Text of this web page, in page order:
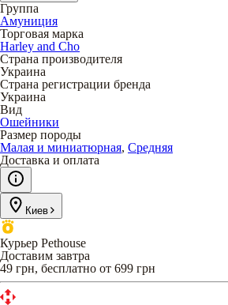
Группа
Амуниция
Торговая марка
Harley and Cho
Страна производителя
Украина
Страна регистрации бренда
Украина
Вид
Ошейники
Размер породы
Малая и миниатюрная, Средняя
Доставка и оплата
Киев
Курьер Pethouse
Доставим завтра
49 грн, бесплатно от 699 грн